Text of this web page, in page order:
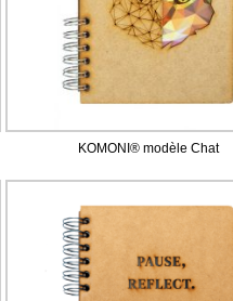
KOMONI® modèle Chat